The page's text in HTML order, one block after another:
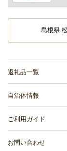
島根県
返礼品一覧
自治体情報
ご利用ガイド
お問い合わせ